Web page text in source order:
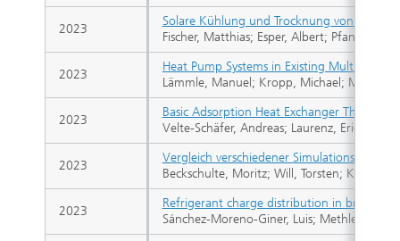
Solare Kühlung und Trocknung von Fischen
Fischer, Matthias; Esper, Albert; Pfanner,
Heat Pump Systems in Existing Multifamily
Lämmle, Manuel; Kropp, Michael; Metz,
Basic Adsorption Heat Exchanger Theory
Velte-Schäfer, Andreas; Laurenz, Eric;
Vergleich verschiedener
Beckschulte, Moritz; Will, Torsten; Koura,
Refrigerant charge distribution in brine-
Sánchez-Moreno-Giner, Luis; Methler,
2023
2023
2023
2023
2023